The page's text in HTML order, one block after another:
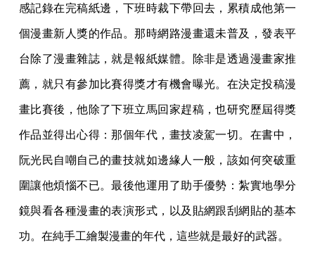
感記錄在完稿紙邊，下班時裁下帶回去，累積成他第一
個漫畫新人獎的作品。那時網路漫畫還未普及，發表平
台除了漫畫雜誌，就是報紙媒體。除非是透過漫畫家推
薦，就只有參加比賽得獎才有機會曝光。在決定投稿漫
畫比賽後，他除了下班立馬回家趕稿，也研究歷屆得獎
作品並得出心得：那個年代，畫技凌駕一切。在書中，
阮光民自嘲自己的畫技就如邊緣人一般，該如何突破重
圍讓他煩惱不已。最後他運用了助手優勢：紮實地學分
鏡與看各種漫畫的表演形式，以及貼網跟刮網貼的基本
功。在純手工繪製漫畫的年代，這些就是最好的武器。